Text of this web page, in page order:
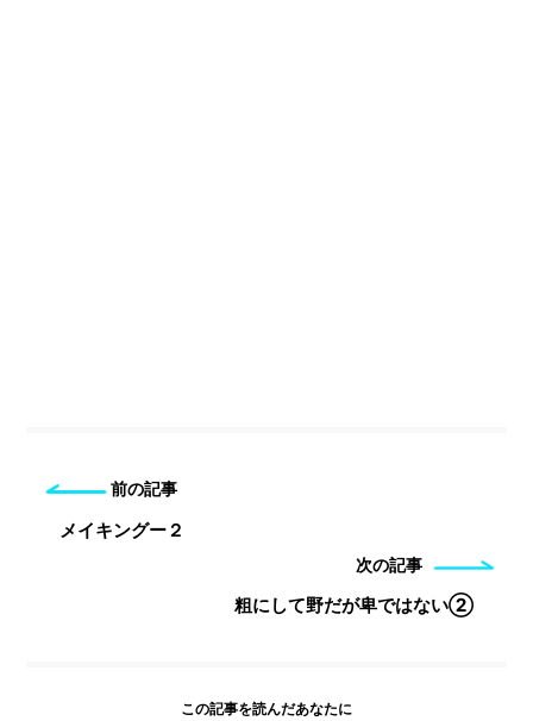
前の記事
メイキングー２
次の記事
粗にして野だが卑ではない②
この記事を読んだあなたに